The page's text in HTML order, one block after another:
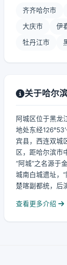
齐齐哈尔市
大庆市 伊
牡丹江市
关于哈尔
阿城区位于黑龙
地处东经
宾县，西连双城
区，距哈尔滨市
“阿城”之名源于
城南白城遗址，
楚喀副都统，后
查看更多介绍